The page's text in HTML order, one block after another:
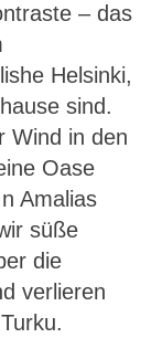
– das
Helsinki,
sind.
Wind in den
Oase
Amalias
süße
die
verlieren